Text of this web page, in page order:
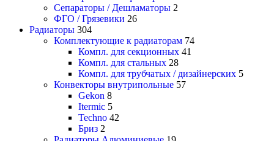
Сепараторы / Дешламаторы 2
ФГО / Грязевики 26
Радиаторы 304
Комплектующие к радиаторам 74
Компл. для секционных 41
Компл. для стальных 28
Компл. для трубчатых / дизайнерских 5
Конвекторы внутрипольные 57
Gekon 8
Itermic 5
Techno 42
Бриз 2